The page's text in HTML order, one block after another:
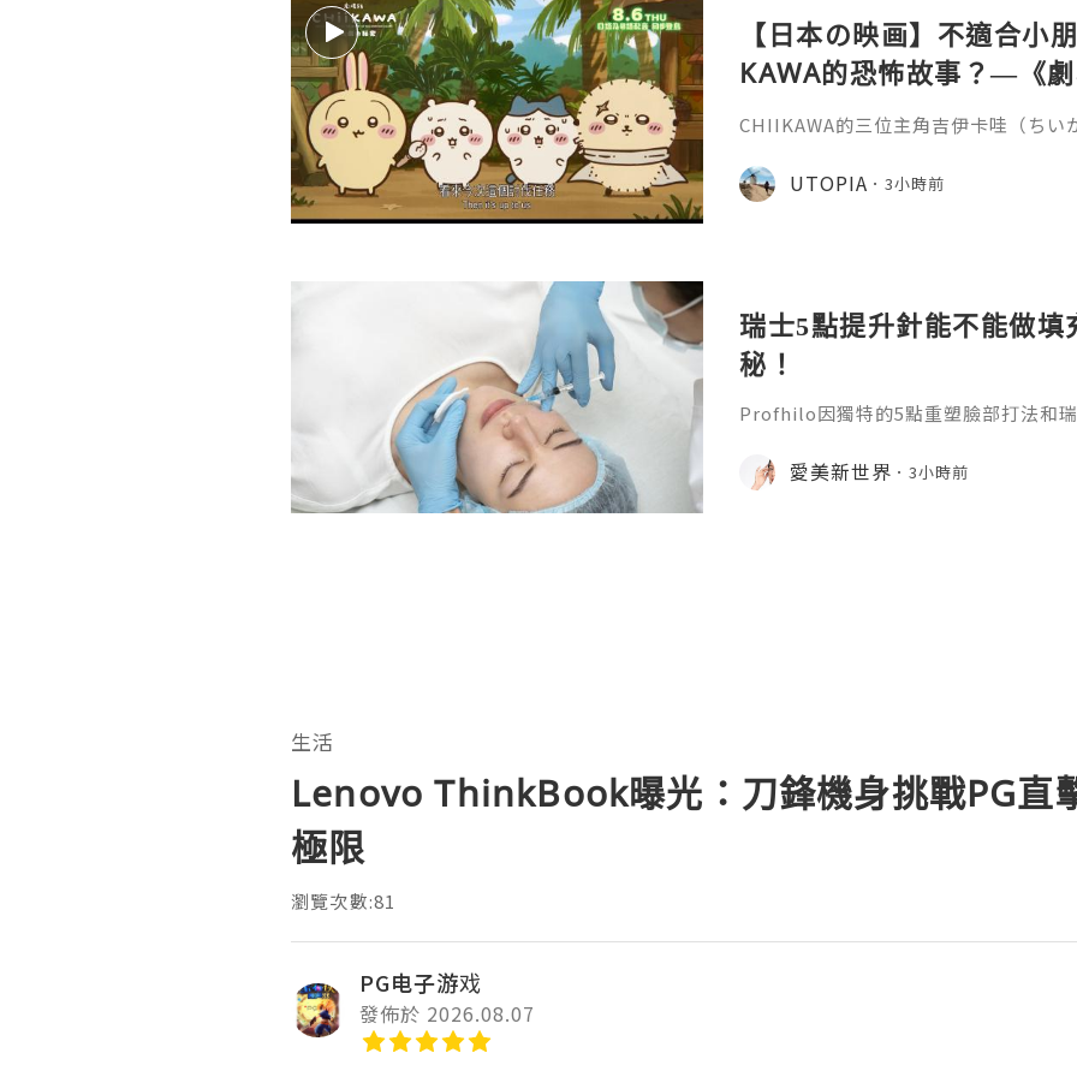
【日本の映画】不適合小
KAWA的恐怖故事？—《
魚島的秘密》
CHIIKAWA的三位主角吉伊卡哇（ちい
關？《劇場版 CHIIKAWA 人魚島的秘
島のひみつ）講述兔兔在草地上休息的
UTOPIA 3小時前
瑞士5點提升針能不能做
秘！
Profhilo因獨特的5點重塑臉部打法和
麼？它有什麼效果？瑞士5點提升針有
位就能得到清晰的答案。1.生物重塑
愛美新世界 3小時前
生活
Lenovo ThinkBook曝光：刀鋒機身挑戰PG直
極限
瀏覽次數:81
PG电子游戏
發佈於 2026.08.07